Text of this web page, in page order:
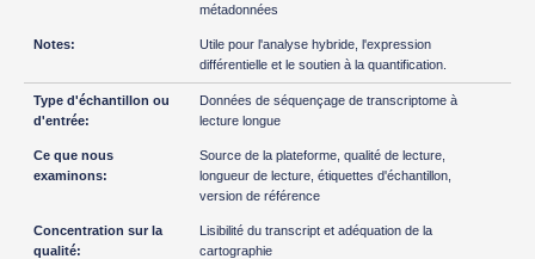
métadonnées
Utile pour l'analyse hybride, l'expression
différentielle et le soutien à la quantification.
Données de séquençage de transcriptome à
lecture longue
Source de la plateforme, qualité de lecture,
longueur de lecture, étiquettes d'échantillon,
version de référence
Lisibilité du transcript et adéquation de la
cartographie